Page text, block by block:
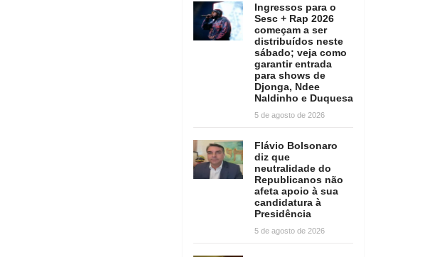
Ingressos para o
Sesc + Rap 2026
começam a ser
distribuídos neste
sábado; veja como
garantir entrada
para shows de
Djonga, Ndee
Naldinho e Duquesa
5 de agosto de 2026
Flávio Bolsonaro
diz que
neutralidade do
Republicanos não
afeta apoio à sua
candidatura à
Presidência
5 de agosto de 2026